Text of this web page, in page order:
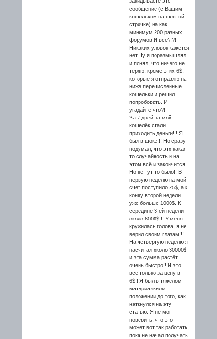
сообщение (с Вашим
кошельком на шестой
строчке) на как
минимум 200 разных
форумов.И всё?!?!
Никаких уловок кажется
нет.Ну я поразмышлял
и понял, что ничего не
теряю, кроме этих 6$,
которые я отправлю на
ниже перечисленные
кошельки и решил
попробовать. И
угадайте что?!
За 7 дней на мой
кошелёк стали
приходить деньги!!! Я
был в шоке!!! Но сразу
подумал, что это какая-
то случайность и на
этом всё и закончится.
Но не тут-то было!! В
первую неделю на мой
счет поступило 25$, а к
концу второй недели
уже больше 1000$. К
середине 3-ей недели
около 6000$.!! У меня
кружилась голова, я не
верил своим глазам!!!
На четвертую неделю я
насчитал около 30000$
и эта сумма растёт
очень быстро!!!И это
всё только за цену в
6$!! Я был в тяжелом
материальном
положении до того, как
наткнулся на эту
статью. Я не мог
поверить, что это
может вот так работать,
пока не начал получать